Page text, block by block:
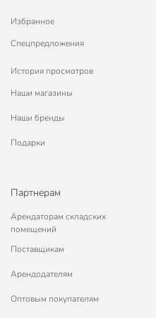
Тип антипригарного покрытия
Материал
Цвет
Совместимые плиты
Избранное
Спецпредложения
История просмотров
Наши магазины
Наши бренды
Подарки
Партнерам
Арендаторам складских
помещений
Поставщикам
Арендодателям
Оптовым покупателям